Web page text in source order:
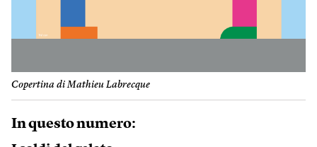
Copertina di Mathieu Labrecque
In questo numero: